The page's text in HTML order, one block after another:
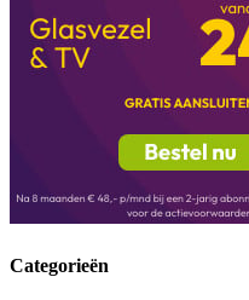
Categorieën